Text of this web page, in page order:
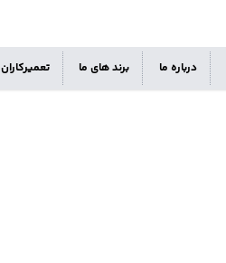
درباره ما برند های ما تعمیرکاران